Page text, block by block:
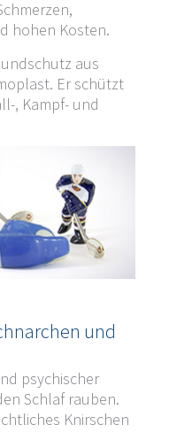
hohen Kosten.
aus
Er schützt
, Kampf- und
und
psychischer
Schlaf rauben.
Knirschen